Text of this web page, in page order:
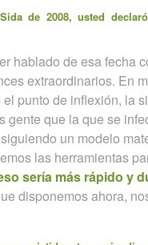
de 2008, usted declaró
hablado de esa fecha
extraordinarios. En
punto de inflexión, la
gente que la que se
un modelo
las herramientas
sería más rápido y
disponemos ahora,